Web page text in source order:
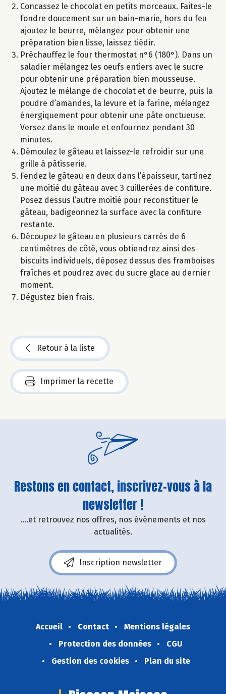
Concassez le chocolat en petits morceaux. Faites-le
fondre doucement sur un bain-marie, hors du feu
ajoutez le beurre, mélangez pour obtenir une
préparation bien lisse, laissez tiédir.
Préchauffez le four thermostat n°6 (180°). Dans un
saladier mélangez les oeufs entiers avec le sucre
pour obtenir une préparation bien mousseuse.
Ajoutez le mélange de chocolat et de beurre, puis la
poudre d’amandes, la levure et la farine, mélangez
énergiquement pour obtenir une pâte onctueuse.
Versez dans le moule et enfournez pendant 30
minutes.
Démoulez le gâteau et laissez-le refroidir sur une
grille à pâtisserie.
Fendez le gâteau en deux dans l’épaisseur, tartinez
une moitié du gâteau avec 3 cuillerées de confiture.
Posez dessus l’autre moitié pour reconstituer le
gâteau, badigeonnez la surface avec la confiture
restante.
Découpez le gâteau en plusieurs carrés de 6
centimètres de côté, vous obtiendrez ainsi des
biscuits individuels, déposez dessus des framboises
fraîches et poudrez avec du sucre glace au dernier
moment.
Dégustez bien frais.
Retour à la liste
Imprimer la recette
Restons en contact, inscrivez-vous à la
newsletter !
....et retrouvez nos offres, nos événements et nos
actualités.
Inscription newsletter
Accueil Contact
Mentions légales
Protection des données
CGU
Gestion des cookies
Plan du site